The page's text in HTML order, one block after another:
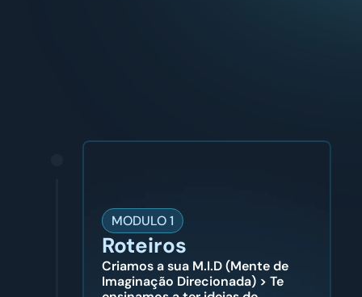
MODULO 1
Roteiros
Criamos a sua M.I.D (Mente de
Imaginação Direcionada) > Te